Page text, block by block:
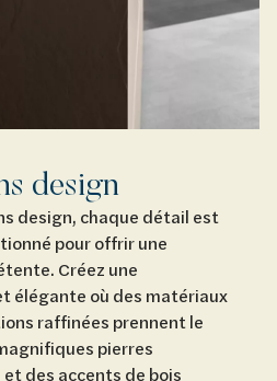
design
design, chaque détail est
pour offrir une
Créez une
élégante où des matériaux
raffinées prennent le
pierres
des accents de bois